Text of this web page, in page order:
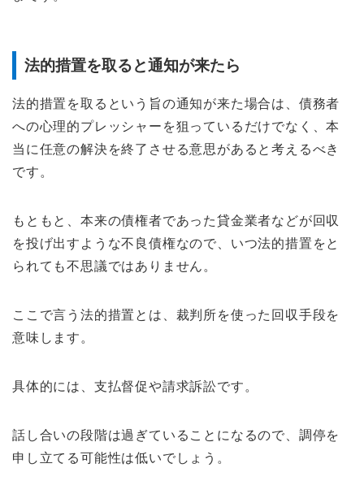
法的措置を取ると通知が来たら
法的措置を取るという旨の通知が来た場合は、債務者
への心理的プレッシャーを狙っているだけでなく、本
当に任意の解決を終了させる意思があると考えるべき
です。
もともと、本来の債権者であった貸金業者などが回収
を投げ出すような不良債権なので、いつ法的措置をと
られても不思議ではありません。
ここで言う法的措置とは、裁判所を使った回収手段を
意味します。
具体的には、支払督促や請求訴訟です。
話し合いの段階は過ぎていることになるので、調停を
申し立てる可能性は低いでしょう。